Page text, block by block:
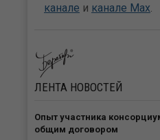
канале и канале Max.
ЛЕНТА НОВОСТЕЙ
Опыт участника
общим договором